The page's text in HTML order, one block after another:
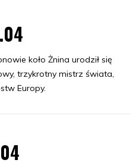
koło Żnina urodził się
trzykrotny mistrz świata,
Europy.